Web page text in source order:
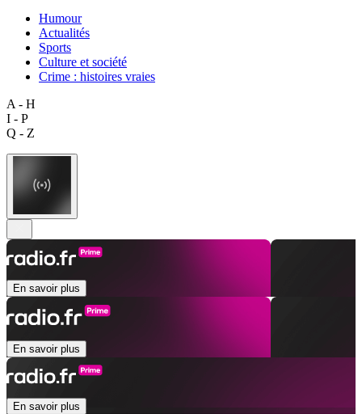
Humour
Actualités
Sports
Culture et société
Crime : histoires vraies
A - H
I - P
Q - Z
En savoir plus
En savoir plus
En savoir plus